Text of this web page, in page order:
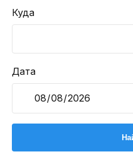
Куда
Дата